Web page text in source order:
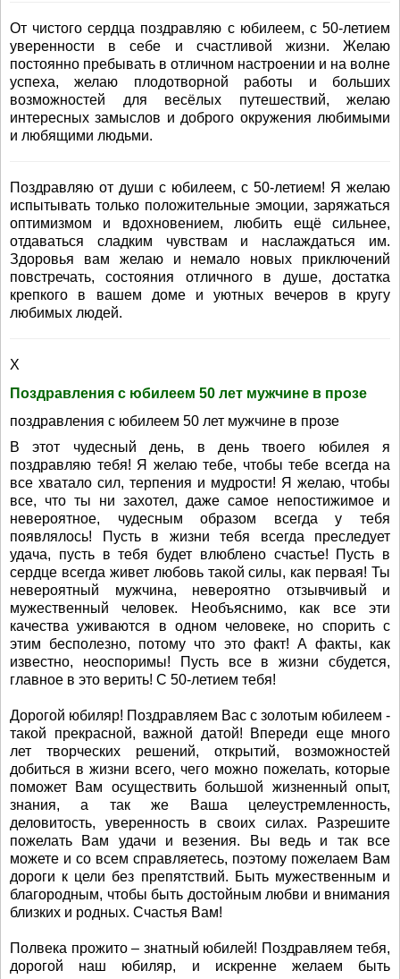
От чистого сердца поздравляю с юбилеем, с 50-летием
уверенности в себе и счастливой жизни. Желаю
постоянно пребывать в отличном настроении и на волне
успеха, желаю плодотворной работы и больших
возможностей для весёлых путешествий, желаю
интересных замыслов и доброго окружения любимыми
и любящими людьми.
Поздравляю от души с юбилеем, с 50-летием! Я желаю
испытывать только положительные эмоции, заряжаться
оптимизмом и вдохновением, любить ещё сильнее,
отдаваться сладким чувствам и наслаждаться им.
Здоровья вам желаю и немало новых приключений
повстречать, состояния отличного в душе, достатка
крепкого в вашем доме и уютных вечеров в кругу
любимых людей.
X
Поздравления с юбилеем 50 лет мужчине в прозе
поздравления с юбилеем 50 лет мужчине в прозе
В этот чудесный день, в день твоего юбилея я
поздравляю тебя! Я желаю тебе, чтобы тебе всегда на
все хватало сил, терпения и мудрости! Я желаю, чтобы
все, что ты ни захотел, даже самое непостижимое и
невероятное, чудесным образом всегда у тебя
появлялось! Пусть в жизни тебя всегда преследует
удача, пусть в тебя будет влюблено счастье! Пусть в
сердце всегда живет любовь такой силы, как первая! Ты
невероятный мужчина, невероятно отзывчивый и
мужественный человек. Необъяснимо, как все эти
качества уживаются в одном человеке, но спорить с
этим бесполезно, потому что это факт! А факты, как
известно, неоспоримы! Пусть все в жизни сбудется,
главное в это верить! С 50-летием тебя!
Дорогой юбиляр! Поздравляем Вас с золотым юбилеем -
такой прекрасной, важной датой! Впереди еще много
лет творческих решений, открытий, возможностей
добиться в жизни всего, чего можно пожелать, которые
поможет Вам осуществить большой жизненный опыт,
знания, а так же Ваша целеустремленность,
деловитость, уверенность в своих силах. Разрешите
пожелать Вам удачи и везения. Вы ведь и так все
можете и со всем справляетесь, поэтому пожелаем Вам
дороги к цели без препятствий. Быть мужественным и
благородным, чтобы быть достойным любви и внимания
близких и родных. Счастья Вам!
Полвека прожито – знатный юбилей! Поздравляем тебя,
дорогой наш юбиляр, и искренне желаем быть